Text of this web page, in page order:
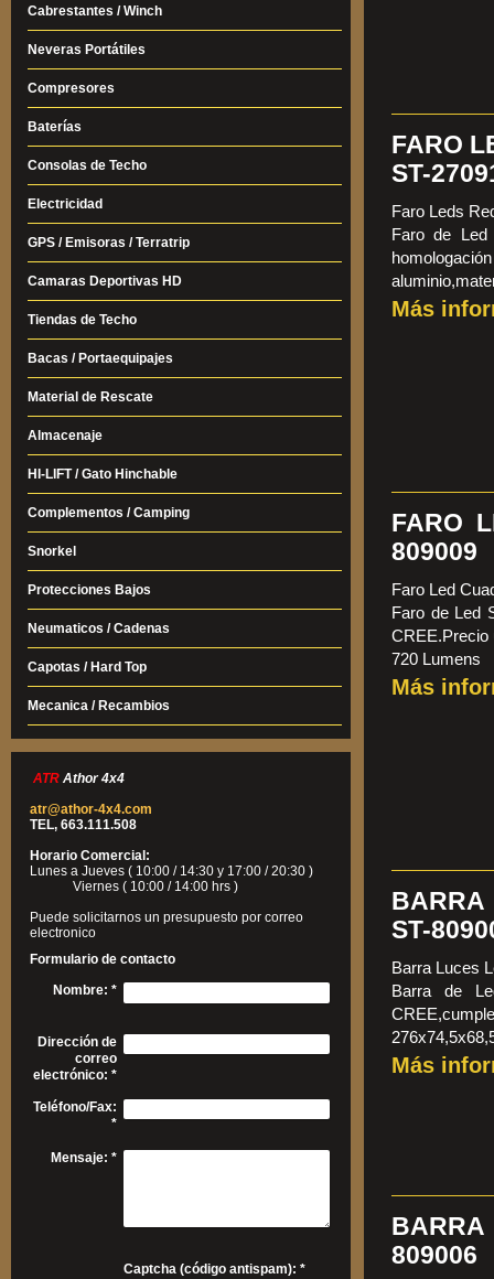
FARO
ST-
Faro Leds
Faro de Led
alcance
Más
FARO
809009
Faro Led
Faro de Led
CREE.Precio
720 Lumens
Más
BARRA
ST-
Barra Luces
Barra de
Más
BARRA
809006
Cabrestantes / Winch
Neveras Portátiles
Compresores
Baterías
Consolas de Techo
Electricidad
GPS / Emisoras / Terratrip
Camaras Deportivas HD
Tiendas de Techo
Bacas / Portaequipajes
Material de Rescate
Almacenaje
HI-LIFT / Gato Hinchable
Complementos / Camping
Snorkel
Protecciones Bajos
Neumaticos / Cadenas
Capotas / Hard Top
Mecanica / Recambios
ATR Athor 4x4
atr@athor-4x4.com
TEL, 663.111.508
Horario Comercial:
Lunes a Jueves ( 10:00 / 14:30 y 17:00 / 20:30 )
Viernes ( 10:00 / 14:00 hrs )
Puede solicitarnos un presupuesto por correo
electronico
Formulario de contacto
Nombre: *
Dirección de
correo
electrónico: *
Teléfono/Fax:
*
Mensaje: *
Captcha (código antispam): *